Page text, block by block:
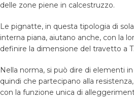
delle zone piene in calcestruzzo.
Le pignatte, in questa tipologia di
interna piana, aiutano anche, con la
definire la dimensione del travetto a T.
Nella norma, si può dire di elementi
quindi che partecipano alla
con la funzione unica di